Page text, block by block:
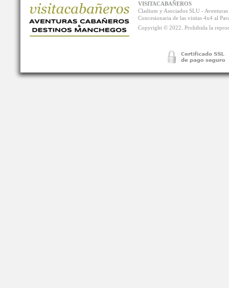
VISITACABAÑEROS
Cladium y Asociados SLU -
Concesionaria de las visitas 4x4 al
Copyright © 2022. Prohibida la